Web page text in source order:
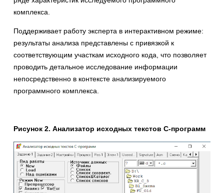
комплекса.
Поддерживает работу эксперта в интерактивном режиме:
результаты анализа представлены с привязкой к
соответствующим участкам исходного кода, что позволяет
проводить детальное исследование информации
непосредственно в контексте анализируемого
программного комплекса.
Рисунок 2. Анализатор исходных текстов С-программ